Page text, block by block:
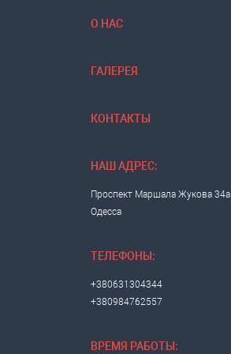
О НАС
ГАЛЕРЕЯ
КОНТАКТЫ
НАШ АДРЕС:
Проспект Маршала Жукова 34а
Одесса
ТЕЛЕФОНЫ:
+380631304344
+380984762557
ВРЕМЯ РАБОТЫ: